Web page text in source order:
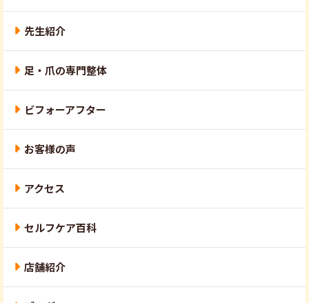
先生紹介
足・爪の専門整体
ビフォーアフター
お客様の声
アクセス
セルフケア百科
店舗紹介